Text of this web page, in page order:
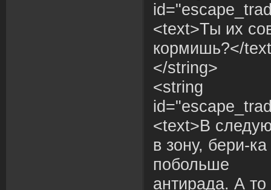
<text>Ты их
кормишь?</
</string>
<string
<text>В
в зону, бери-
побольше
антирада. А